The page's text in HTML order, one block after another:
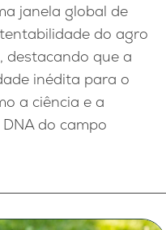
janela global de
do agro
destacando que a
inédita para o
a ciência e a
do campo